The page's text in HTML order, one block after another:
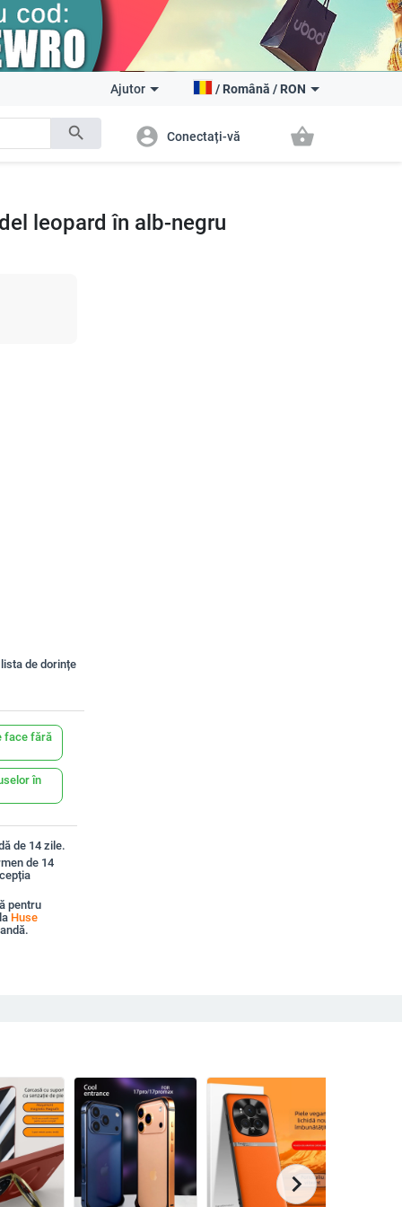
search
Ajutor / Română / RON
account_circle Conectați-vă shopping_basket
leopard în alb-negru
de dorințe
face fără
în
de 14 zile.
de 14
pentru
Huse
chevron_right